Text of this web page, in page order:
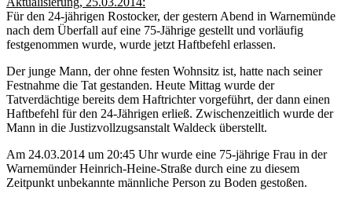
Für den 24-jährigen Rostocker, der gestern Abend in Warnemünde
nach dem Überfall auf eine 75-Jährige gestellt und vorläufig
festgenommen wurde, wurde jetzt Haftbefehl erlassen.
Der junge Mann, der ohne festen Wohnsitz ist, hatte nach seiner
Festnahme die Tat gestanden. Heute Mittag wurde der
Tatverdächtige bereits dem Haftrichter vorgeführt, der dann einen
Haftbefehl für den 24-Jährigen erließ. Zwischenzeitlich wurde der
Mann in die Justizvollzugsanstalt Waldeck überstellt.
Am 24.03.2014 um 20:45 Uhr wurde eine 75-jährige Frau in der
Warnemünder Heinrich-Heine-Straße durch eine zu diesem
Zeitpunkt unbekannte männliche Person zu Boden gestoßen.